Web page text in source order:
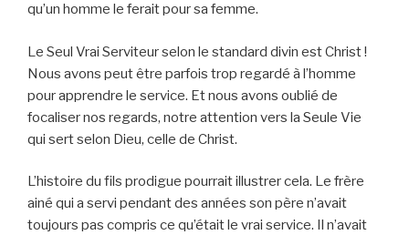
qu’un homme le ferait pour sa femme.
Le Seul Vrai Serviteur selon le standard divin est Christ !
Nous avons peut être parfois trop regardé à l’homme
pour apprendre le service. Et nous avons oublié de
focaliser nos regards, notre attention vers la Seule Vie
qui sert selon Dieu, celle de Christ.
L’histoire du fils prodigue pourrait illustrer cela. Le frère
ainé qui a servi pendant des années son père n’avait
toujours pas compris ce qu’était le vrai service. Il n’avait